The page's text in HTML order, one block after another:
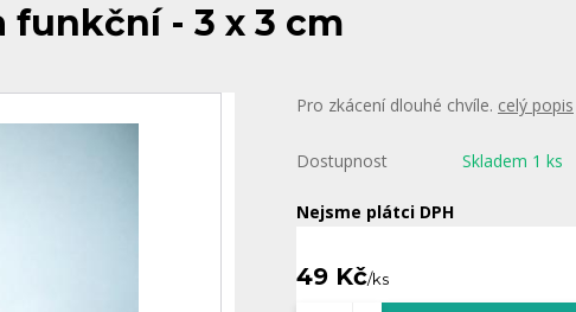
- 3 x 3 cm
Pro zkácení dlouhé chvíle. celý popis
Dostupnost Skladem 1 ks
Nejsme plátci DPH
49 Kč/ks